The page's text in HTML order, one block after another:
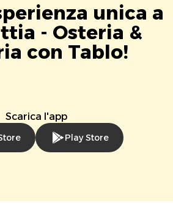
unica a
- Osteria &
con Tablo!
Scarica l'app
Play Store